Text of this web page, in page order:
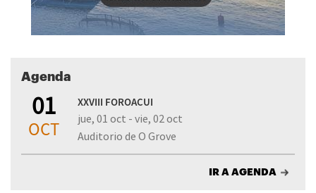
Agenda
01
OCT
XXVIII FOROACUI
jue, 01 oct - vie, 02 oct
Auditorio de O Grove
IR A AGENDA